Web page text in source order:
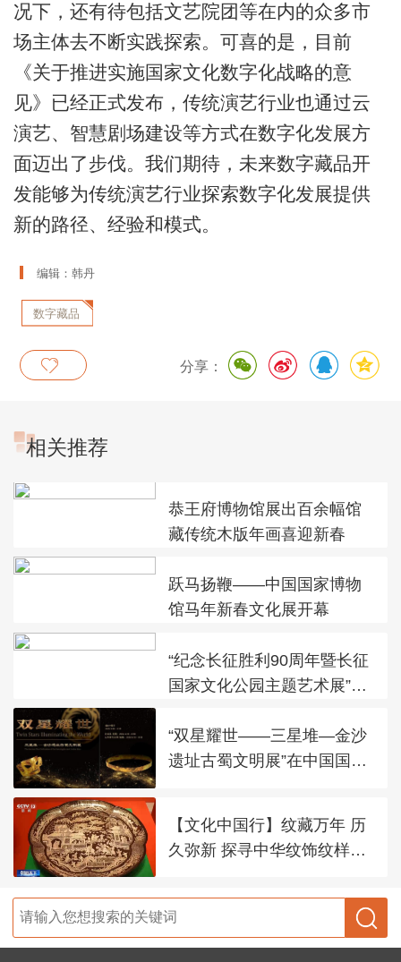
况下，还有待包括文艺院团等在内的众多市
场主体去不断实践探索。可喜的是，目前
《关于推进实施国家文化数字化战略的意
见》已经正式发布，传统演艺行业也通过云
演艺、智慧剧场建设等方式在数字化发展方
面迈出了步伐。我们期待，未来数字藏品开
发能够为传统演艺行业探索数字化发展提供
新的路径、经验和模式。
编辑：韩丹
数字藏品
分享：
相关推荐
恭王府博物馆展出百余幅馆
藏传统木版年画喜迎新春
跃马扬鞭——中国国家博物
馆马年新春文化展开幕
“纪念长征胜利90周年暨长征
国家文化公园主题艺术展”在
“双星耀世——三星堆—金沙
遗址古蜀文明展”在中国国家
【文化中国行】纹藏万年 历
久弥新 探寻中华纹饰纹样之